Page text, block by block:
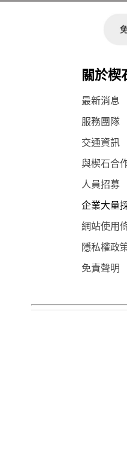
關於楔
最新消息
服務團隊
交通資訊
與楔石合
人員招募
企業大量
網站使用
隱私權政
免責聲明